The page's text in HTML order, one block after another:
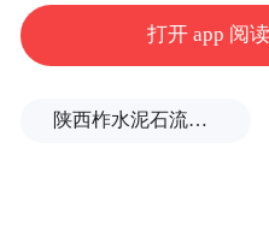
拔山区赛事中，冲锋
赛前对保温毯等强
分。还有参赛者反映
打开 app 阅
陕西柞水泥石流灾害致3人遇难